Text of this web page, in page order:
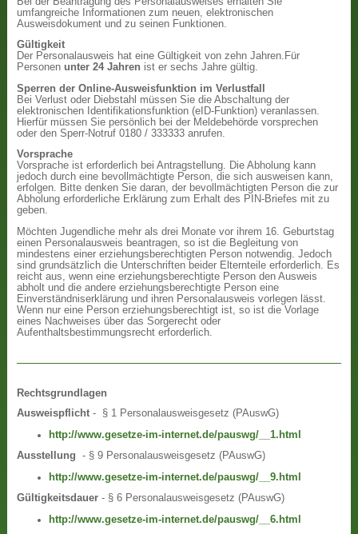
umfangreiche Informationen zum neuen, elektronischen
Ausweisdokument und zu seinen Funktionen.
Gültigkeit
Der Personalausweis hat eine Gültigkeit von zehn Jahren.Für
Personenunter 24 Jahren ist er sechs Jahre gültig.
Sperren der Online-Ausweisfunktion im Verlustfall
Bei Verlust oder Diebstahl müssen Sie die Abschaltung der
elektronischen Identifikationsfunktion (eID-Funktion) veranlassen.
Hierfür müssen Sie persönlich bei der Meldebehörde vorsprechen
oder den Sperr-Notruf 0180 / 333333 anrufen.
Vorsprache
Vorsprache ist erforderlich bei Antragstellung. Die Abholung kann
jedoch durch eine bevollmächtigte Person, die sich ausweisen kann,
erfolgen. Bitte denken Sie daran, der bevollmächtigten Person die zur
Abholung erforderliche Erklärung zum Erhalt des PIN-Briefes mit zu
geben.
Möchten Jugendliche mehr als drei Monate vor ihrem 16. Geburtstag
einen Personalausweis beantragen, so ist die Begleitung von
mindestens einer erziehungsberechtigten Person notwendig. Jedoch
sind grundsätzlich die Unterschriften beider Elternteile erforderlich. Es
reicht aus, wenn eine erziehungsberechtigte Person den Ausweis
abholt und die andere erziehungsberechtigte Person eine
Einverständniserklärung und ihren Personalausweis vorlegen lässt.
Wenn nur eine Person erziehungsberechtigt ist, so ist die Vorlage
eines Nachweises über das Sorgerecht oder
Aufenthaltsbestimmungsrecht erforderlich.
Rechtsgrundlagen
Ausweispflicht- § 1 Personalausweisgesetz (PAuswG)
http://www.gesetze-im-internet.de/pauswg/__1.html
Ausstellung - § 9 Personalausweisgesetz (PAuswG)
http://www.gesetze-im-internet.de/pauswg/__9.html
Gültigkeitsdauer - § 6 Personalausweisgesetz (PAuswG)
http://www.gesetze-im-internet.de/pauswg/__6.html